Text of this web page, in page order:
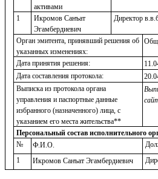
активами
1
Икромов Санъат
Эгамбердиевич
Директор
Орган эмитента, принявший решения об
указанных изменениях:
Дата принятия решения: 11.0
Дата составления протокола:
20.
Выписка из протокола органа
управления и паспортные данные
избранного (назначенного) лица, с
указанием его места жительства**
Персональный состав исполнительного
№
Ф.И.О.
1
Икромов Санъат Эгамбердиевич